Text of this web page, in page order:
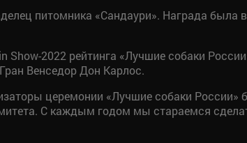
питомника «Сандаури». Награда была
2022 рейтинга «Лучшие собаки
Венседор Дон Карлос.
церемонии «Лучшие собаки
С каждым годом мы стараемся